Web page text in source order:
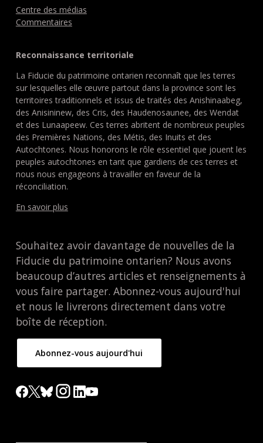
Centre des médias
Commentaires
Reconnaissance territoriale
La Fiducie du patrimoine ontarien reconnaît que les terres
sur lesquelles elle œuvre partout dans la province sont les
territoires traditionnels et issus de traités des Anishinaabeg,
des Anisininew, des Cris, des Haudenosaunee, des Wendat
et des Lunaapeew. Ces terres abritent de nombreux peuples
des Premières Nations, des Métis, des Inuits et des
Autochtones. Nous honorons le rôle essentiel que jouent les
peuples autochtones en tant que gardiens de ces terres et
nous nous engageons à travailler en faveur de la
réconciliation.
En savoir plus
Souhaitez avoir davantage de nouvelles de la
Fiducie du patrimoine ontarien? Nous avons
beaucoup d’autres articles et renseignements à
vous faire partager. Abonnez-vous aujourd'hui
et nous le livrerons directement dans votre
boîte de réception.
Abonnez-vous aujourd'hui